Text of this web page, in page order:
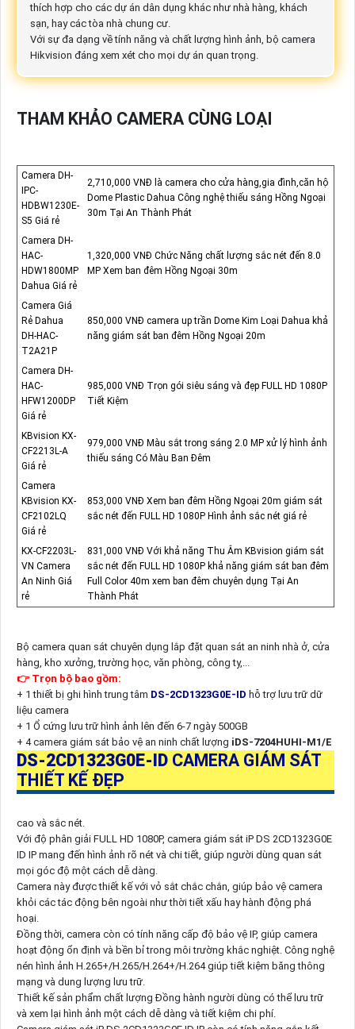
thích hợp cho các dự án dân dụng khác như nhà hàng, khách
sạn, hay các tòa nhà chung cư.
Với sự đa dạng về tính năng và chất lượng hình ảnh, bộ camera
Hikvision đáng xem xét cho mọi dự án quan trọng.
THAM KHẢO CAMERA CÙNG LOẠI
Camera DH-
IPC-
HDBW1230E-
S5 Giá rẻ
2,710,000 VNĐ là camera cho cửa hàng,gia đình,căn hộ
Dome Plastic Dahua Công nghệ thiếu sáng Hồng Ngoại
30m Tại An Thành Phát
Camera DH-
HAC-
HDW1800MP
Dahua Giá rẻ
1,320,000 VNĐ Chức Năng chất lượng sắc nét đến 8.0
MP Xem ban đêm Hồng Ngoại 30m
Camera Giá
Rẻ Dahua
DH-HAC-
T2A21P
850,000 VNĐ camera up trần Dome Kim Loại Dahua khả
năng giám sát ban đêm Hồng Ngoại 20m
Camera DH-
HAC-
HFW1200DP
Giá rẻ
985,000 VNĐ Trọn gói siêu sáng và đẹp FULL HD 1080P
Tiết Kiệm
KBvision KX-
CF2213L-A
Giá rẻ
979,000 VNĐ Màu sắt trong sáng 2.0 MP xử lý hình ảnh
thiếu sáng Có Màu Ban Đêm
Camera
KBvision KX-
CF2102LQ
Giá rẻ
853,000 VNĐ Xem ban đêm Hồng Ngoại 20m giám sát
sắc nét đến FULL HD 1080P Hình ảnh sắc nét giá rẻ
KX-CF2203L-
VN Camera
An Ninh Giá
rẻ
831,000 VNĐ Với khả năng Thu Âm KBvision giám sát
sắc nét đến FULL HD 1080P khả năng giám sát ban đêm
Full Color 40m xem ban đêm chuyên dụng Tại An
Thành Phát
Bộ camera quan sát chuyên dụng lắp đặt quan sát an ninh nhà ở, cửa
hàng, kho xưởng, trường học, văn phòng, công ty,...
👉 Trọn bộ bao gồm:
+ 1 thiết bị ghi hình trung tâm DS-2CD1323G0E-ID hỗ trợ lưu trữ dữ
liệu camera
+ 1 Ổ cứng lưu trữ hình ảnh lên đến 6-7 ngày 500GB
+ 4 camera giám sát bảo vệ an ninh chất lượng iDS-7204HUHI-M1/E
DS-2CD1323G0E-ID CAMERA GIÁM SÁT
THIẾT KẾ ĐẸP
cao và sắc nét.
Với độ phân giải FULL HD 1080P, camera giám sát iP DS 2CD1323G0E
ID IP mang đến hình ảnh rõ nét và chi tiết, giúp người dùng quan sát
mọi góc độ một cách dễ dàng.
Camera này được thiết kế với vỏ sắt chắc chắn, giúp bảo vệ camera
khỏi các tác động bên ngoài như thời tiết xấu hay hành động phá
hoại.
Đồng thời, camera còn có tính năng cấp độ bảo vệ IP, giúp camera
hoạt động ổn định và bền bỉ trong môi trường khắc nghiệt. Công nghệ
nén hình ảnh H.265+/H.265/H.264+/H.264 giúp tiết kiệm băng thông
mạng và dung lượng lưu trữ.
Thiết kế sản phẩm chất lượng Đồng hành người dùng có thể lưu trữ
và xem lại hình ảnh một cách dễ dàng và tiết kiệm chi phí.